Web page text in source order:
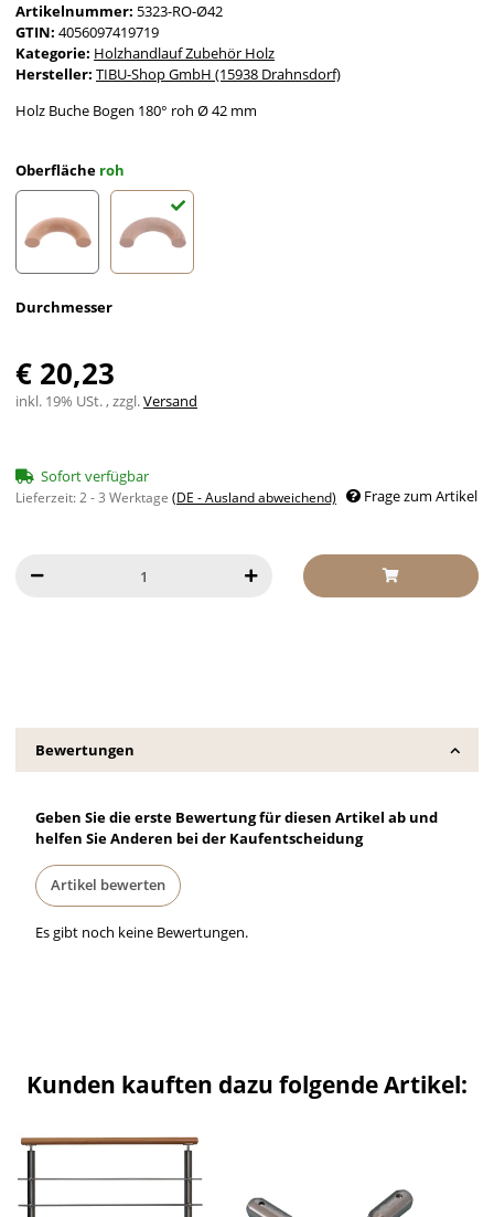
Artikelnummer: 5323-RO-Ø42
GTIN: 4056097419719
Kategorie: Holzhandlauf Zubehör Holz
Hersteller: TIBU-Shop GmbH (15938 Drahnsdorf)
Holz Buche Bogen 180° roh Ø 42 mm
Oberfläche roh
Durchmesser
€ 20,23
inkl. 19% USt. , zzgl.Versand
Sofort verfügbar
Lieferzeit:2 - 3 Werktage (DE - Ausland abweichend) Frage zum Artikel
Bewertungen
Geben Sie die erste Bewertung für diesen Artikel ab und
helfen Sie Anderen bei der Kaufentscheidung
Artikel bewerten
Es gibt noch keine Bewertungen.
Kunden kauften dazu folgende Artikel: